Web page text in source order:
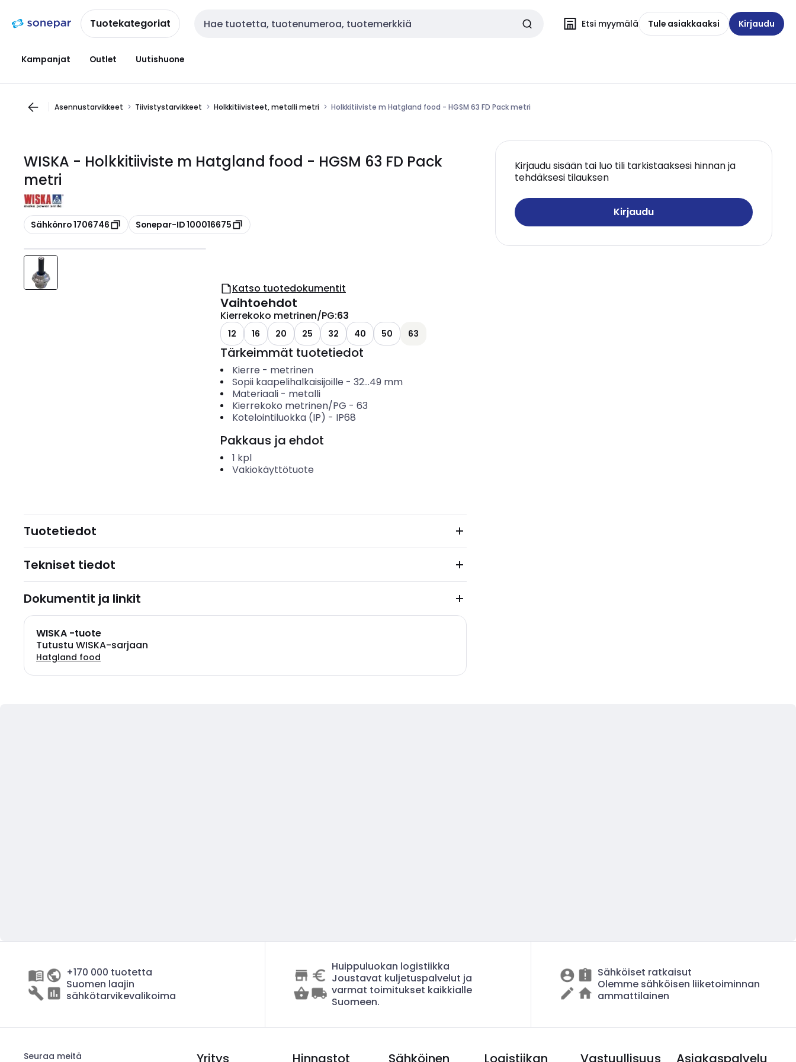
navigointiinsisältöönTuotekategoriat Haku Etsi myymälä Tule asiakkaaksi Kirjaudu
Kampanjat Outlet Uutishuone
Asennustarvikkeet Tiivistystarvikkeet Holkkitiivisteet, metalli metri Holkkitiiviste m Hatgland food - HGSM 63 FD Pack metri
WISKA - Holkkitiiviste m Hatgland food - HGSM 63 FD Pack
metri
Kopioi
Sähkönro 1706746 Kopioi
Sonepar-ID 100016675
Kirjaudu sisään tai luo tili tarkistaaksesi hinnan ja
tehdäksesi tilauksen
Kirjaudu
Katso tuotedokumentit
Vaihtoehdot
Kierrekoko metrinen/PG:63
12 16 20 25 32 40 50 63
Tärkeimmät tuotetiedot
Kierre - metrinen
Sopii kaapelihalkaisijoille - 32...49 mm
Materiaali- metalli
Kierrekoko metrinen/PG - 63
Kotelointiluokka (IP) - IP68
Pakkaus ja ehdot
1 kpl
Vakiokäyttötuote
Tuotetiedot
Tekniset tiedot
Dokumentit ja linkit
WISKA -tuote
Tutustu WISKA-sarjaan
Hatgland food
+170 000 tuotetta
Suomen laajin
sähkötarvikevalikoima
Huippuluokan logistiikka
Joustavat kuljetuspalvelut ja
varmat toimitukset kaikkialle
Suomeen.
Sähköiset ratkaisut
Olemme sähköisen liiketoiminnan
ammattilainen
Seuraa meitä Yritys Hinnastot Sähköinen Logistiikan Vastuullisuus Asiakaspalvelu